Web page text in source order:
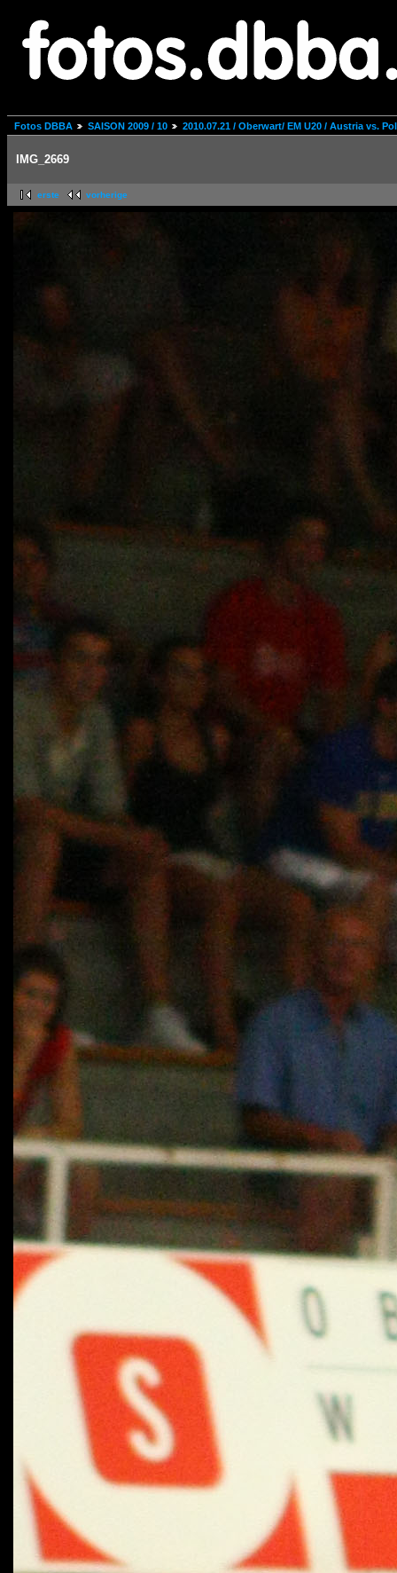
Fotos DBBA SAISON 2009 / 10 2010.07.21 / Oberwart/ EM U20 / Austria vs.
IMG_2669
erste vorherige